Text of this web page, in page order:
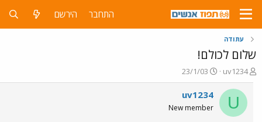
התחבר הירשם
עתודה
שלום לכולם!
פ
ו
ת
ח
ה
uv1234
פ
ו
ר
ם
23/1/03
U
uv1234
New member